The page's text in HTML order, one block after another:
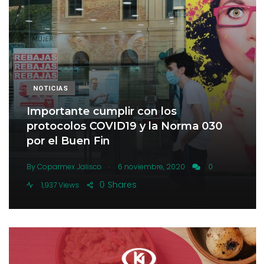
NOTICIAS
Importante cumplir con los
protocolos COVID19 y la Norma 030
por el Buen Fin
By Coparmex Jalisco . 6 noviembre, 2020
0
1,937 Views
Shares
0